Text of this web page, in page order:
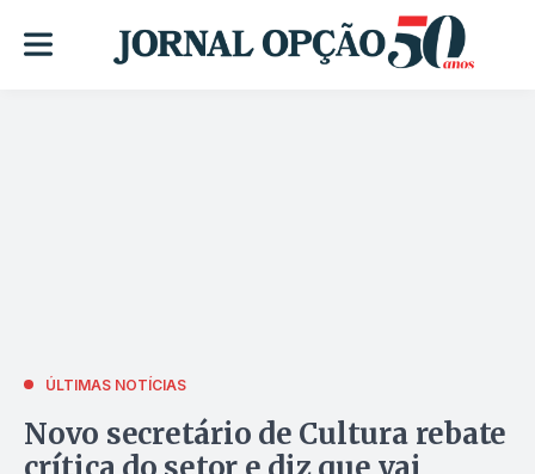
ÚLTIMAS NOTÍCIAS
Novo secretário de Cultura rebate